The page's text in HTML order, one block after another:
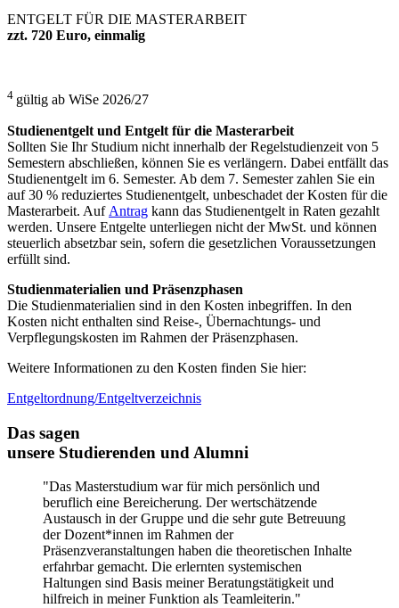
ENTGELT FÜR DIE MASTERARBEIT
zzt. 720 Euro, einmalig
4 gültig ab WiSe 2026/27
Studienentgelt und Entgelt für die Masterarbeit
Sollten Sie Ihr Studium nicht innerhalb der Regelstudienzeit von 5
Semestern abschließen, können Sie es verlängern. Dabei entfällt das
Studienentgelt im 6. Semester. Ab dem 7. Semester zahlen Sie ein
auf 30 % reduziertes Studienentgelt, unbeschadet der Kosten für die
Masterarbeit. Auf Antrag kann das Studienentgelt in Raten gezahlt
werden. Unsere Entgelte unterliegen nicht der MwSt. und können
steuerlich absetzbar sein, sofern die gesetzlichen Voraussetzungen
erfüllt sind.
Studienmaterialien und Präsenzphasen
Die Studienmaterialien sind in den Kosten inbegriffen. In den
Kosten nicht enthalten sind Reise-​, Übernachtungs-​ und
Verpflegungskosten im Rahmen der Präsenzphasen.
Weitere Informationen zu den Kosten finden Sie hier:
Entgeltordnung/Entgeltverzeichnis
Das sagen
unsere Studierenden und Alumni
"Das Masterstudium war für mich persönlich und
beruflich eine Bereicherung. Der wertschätzende
Austausch in der Gruppe und die sehr gute Betreuung
der Dozent*innen im Rahmen der
Präsenzveranstaltungen haben die theoretischen Inhalte
erfahrbar gemacht. Die erlernten systemischen
Haltungen sind Basis meiner Beratungstätigkeit und
hilfreich in meiner Funktion als Teamleiterin."